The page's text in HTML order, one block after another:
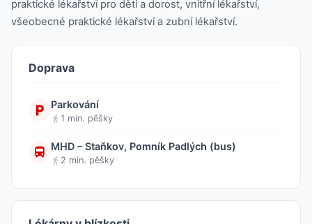
praktické lékařství pro děti a dorost, vnitřní lékařství,
všeobecné praktické lékařství a zubní lékařství.
Doprava
Parkování
1 min. pěšky
MHD – Staňkov, Pomník Padlých (bus)
2 min. pěšky